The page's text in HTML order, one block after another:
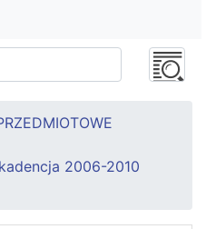
2006-2010